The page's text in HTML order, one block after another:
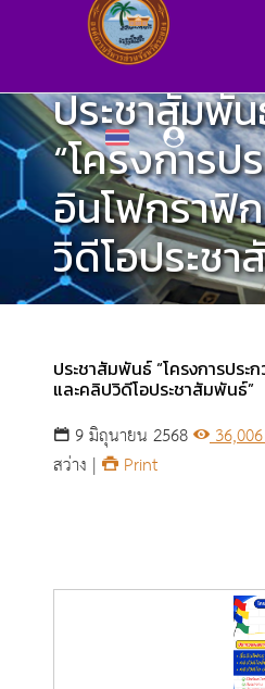
ประชาสัมพั
“โครงการป
อินโฟกราฟิ
วิดีโอประชา
ประชาสัมพันธ์ “โครงการปร
และคลิปวิดีโอประชาสัมพันธ์”
9 มิถุนายน 2568
สว่าง |
Print